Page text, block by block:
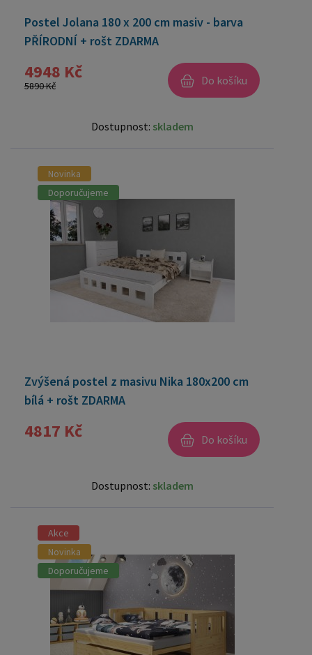
Postel Jolana 180 x 200 cm masiv - barva
PŘÍRODNÍ + rošt ZDARMA
4948 Kč
5890 Kč Do košíku
Dostupnost: skladem
Novinka
Doporučujeme
Zvýšená postel z masivu Nika 180x200 cm
bílá + rošt ZDARMA
4817 Kč Do košíku
Dostupnost: skladem
Akce
Novinka
Doporučujeme